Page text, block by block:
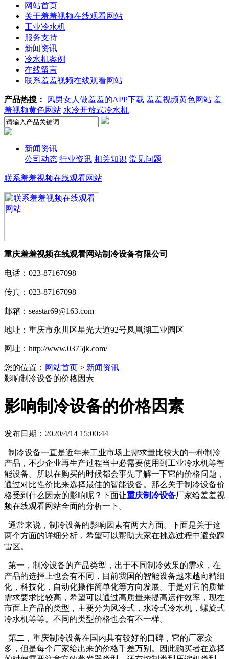
网站首页
关于羞羞视频在线观看网站
工业冷水机
服务支持
新闻资讯
冷水机案例
在线留言
联系羞羞视频在线观看网站
产品热搜： 风男女人做羞羞的APP下载 羞羞视频黄色网站 羞
羞视频黄色网站 水冷开放式冷水机
新闻资讯
公司动态 行业资讯 相关知识 常见问题
联系羞羞视频在线观看网站
重庆羞羞视频在线观看网站制冷设备有限公司
电话： 023-87167098
传真： 023-87167098
邮箱： seastar69@163.com
地址： 重庆市永川区星光大道92号凤凰湖工业园区
网址： http://www.0375jk.com/
您的位置： 网站首页 > 新闻资讯
影响制冷设备的价格因素
影响制冷设备的价格因素
发布日期：2020/4/14 15:00:44
制冷设备一直是近年来工业市场上需求量比较大的一种制冷
产品，不少企业再生产过程当中必需要使用到工业冷水机等智
能设备。所以在购买的时候都会事先了解一下它的价格问题，
通过对比性价比来选择最佳的智能设备。那么关于制冷设备价
格受到什么因素的影响呢？下面让重庆制冷设备厂家给羞羞视
频在线观看网站全面的分析一下。
通常来说，制冷设备的影响因素有两大方面。下面是关于这
两个方面的详细分析，希望可以帮助大家在挑选过程中避免踩
雷区。
第一，制冷设备的产品类型，出于不同制冷效果的需求，在
产品的选择上也会有不同，目前我国的智能设备越来越向精细
化，科技化，自动化操作简单化等方向发展。于是对它的质量
需求要求比较高，希望可以通过高质量来提高运作效率，现在
市面上产品的类型，主要分为风冷式，水冷式冷水机，螺旋式
冷水机等等。不同的类型价格也会有不一样。
第二，重庆制冷设备在国内具有较好的口碑，它的厂家众
多，但是每个厂家给出来的价格千差万别。因此购买者在选择